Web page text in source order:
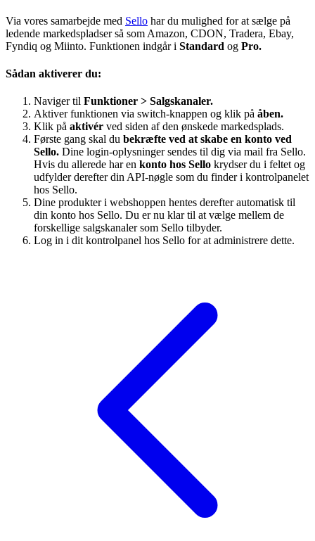
Via vores samarbejde med Sello har du mulighed for at sælge på
ledende markedspladser så som Amazon, CDON, Tradera, Ebay,
Fyndiq og Miinto. Funktionen indgår i Standard og Pro.
Sådan aktiverer du:
Naviger til Funktioner > Salgskanaler.
Aktiver funktionen via switch-knappen og klik på åben.
Klik på aktivér ved siden af den ønskede markedsplads.
Første gang skal du bekræfte ved at skabe en konto ved
Sello. Dine login-oplysninger sendes til dig via mail fra Sello.
Hvis du allerede har en konto hos Sello krydser du i feltet og
udfylder derefter din API-nøgle som du finder i kontrolpanelet
hos Sello.
Dine produkter i webshoppen hentes derefter automatisk til
din konto hos Sello. Du er nu klar til at vælge mellem de
forskellige salgskanaler som Sello tilbyder.
Log in i dit kontrolpanel hos Sello for at administrere dette.